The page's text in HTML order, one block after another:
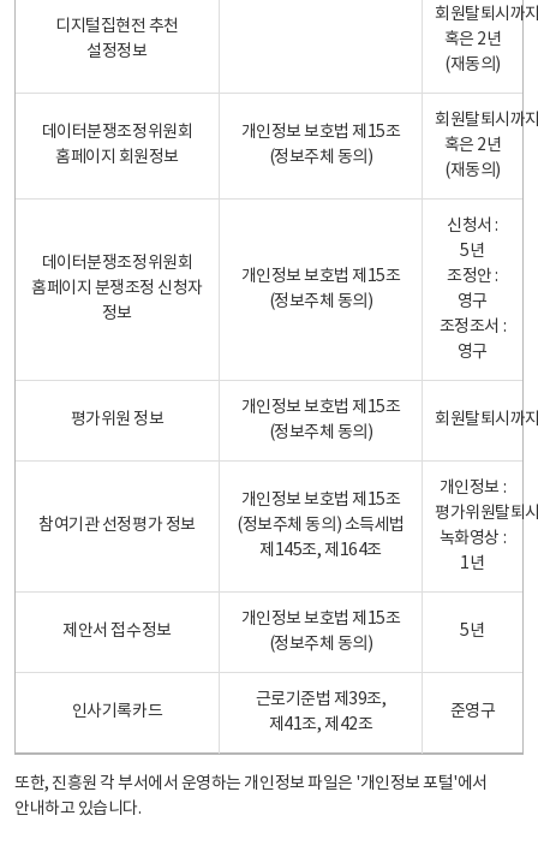
디지털집현전 추천
설정정보
회원탈퇴시까
혹은 2년
(재동의)
데이터분쟁조정위원회
홈페이지 회원정보
개인정보 보호법 제15조
(정보주체 동의)
회원탈퇴시까
혹은 2년
(재동의)
데이터분쟁조정위원회
홈페이지 분쟁조정 신청자
정보
개인정보 보호법 제15조
(정보주체 동의)
신청서 :
5년
조정안 :
영구
조정조서 :
영구
평가위원 정보
개인정보 보호법 제15조
(정보주체 동의)
회원탈퇴시까
참여기관 선정평가 정보
개인정보 보호법 제15조
(정보주체 동의) 소득세법
제145조, 제164조
개인정보 :
평가위원탈퇴
녹화영상 :
1년
제안서 접수정보
개인정보 보호법 제15조
(정보주체 동의)
5년
인사기록카드
근로기준법 제39조,
제41조, 제42조
준영구
또한, 진흥원 각 부서에서 운영하는 개인정보 파일은 '개인정보 포털'에서
안내하고 있습니다.